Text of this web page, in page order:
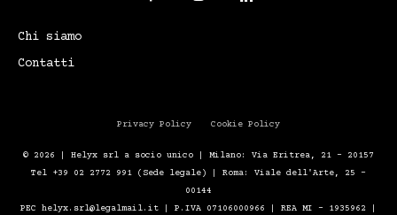
Chi siamo
Contatti
Privacy Policy Cookie Policy
© 2026 | Helyx srl a socio unico | Milano: Via Eritrea, 21 – 20157
Tel +39 02 2772 991 (Sede legale) | Roma: Viale dell'Arte, 25 -
00144
PEC helyx.srl@legalmail.it | P.IVA 07106000966 | REA MI - 1935962 |